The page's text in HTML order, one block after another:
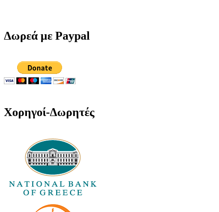
Δωρεά με Paypal
Χορηγοί-Δωρητές